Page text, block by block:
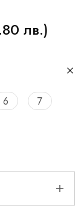
лв.)
6
7